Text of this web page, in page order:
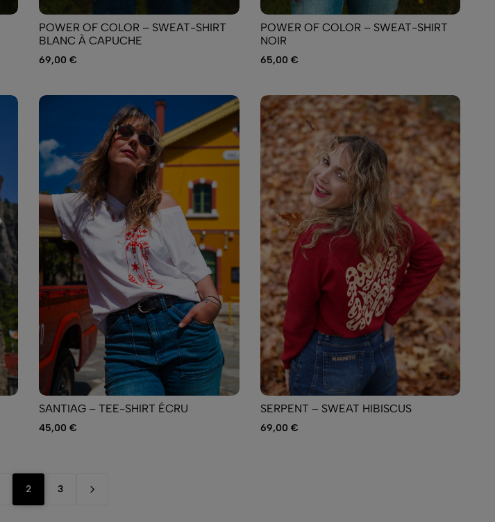
POWER OF COLOR – SWEAT-SHIRT
BLANC À CAPUCHE
69,00 €
POWER OF COLOR – SWEAT-SHIRT
NOIR
65,00 €
SANTIAG – TEE-SHIRT ÉCRU
45,00 €
SERPENT – SWEAT HIBISCUS
69,00 €
2 3